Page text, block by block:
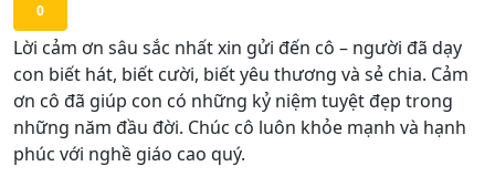
0
Lời cảm ơn sâu sắc nhất xin gửi đến cô – người đã dạy
con biết hát, biết cười, biết yêu thương và sẻ chia. Cảm
ơn cô đã giúp con có những kỷ niệm tuyệt đẹp trong
những năm đầu đời. Chúc cô luôn khỏe mạnh và hạnh
phúc với nghề giáo cao quý.